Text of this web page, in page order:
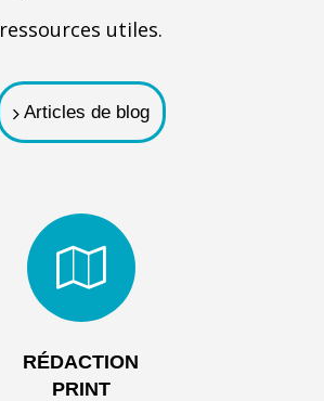
ressources utiles.
Articles de blog
RÉDACTION
PRINT